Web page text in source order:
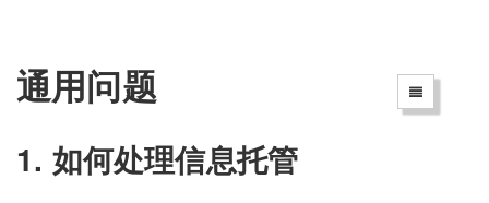
通用问题
1. 如何处理信息托管